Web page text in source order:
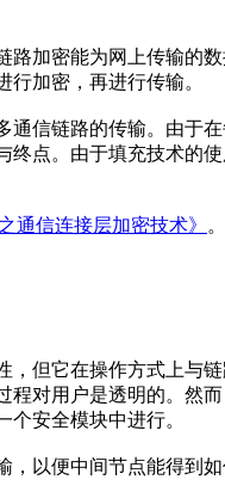
路加密能为网上传输的
加密，再进行传输。
信链路的传输。由于
终点。由于填充技术的
通信连接层加密技术》 。
但它在操作方式上与
程对用户是透明的。然
安全模块中进行。
以便中间节点能得到